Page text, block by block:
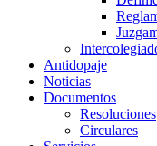
Antidopaje
Noticias
Documentos
Resoluciones
Circulares